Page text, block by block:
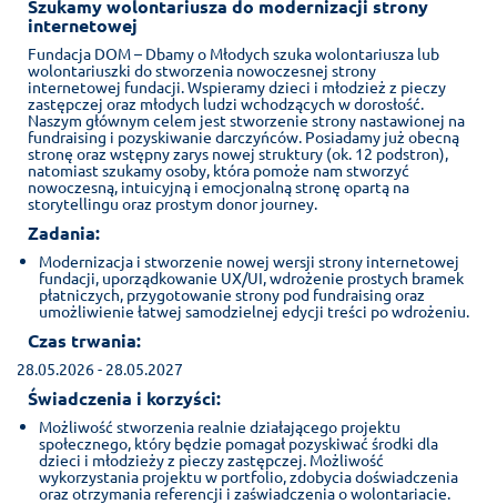
Szukamy wolontariusza do modernizacji strony
internetowej
Fundacja DOM – Dbamy o Młodych szuka wolontariusza lub
wolontariuszki do stworzenia nowoczesnej strony
internetowej fundacji. Wspieramy dzieci i młodzież z pieczy
zastępczej oraz młodych ludzi wchodzących w dorosłość.
Naszym głównym celem jest stworzenie strony nastawionej na
fundraising i pozyskiwanie darczyńców. Posiadamy już obecną
stronę oraz wstępny zarys nowej struktury (ok. 12 podstron),
natomiast szukamy osoby, która pomoże nam stworzyć
nowoczesną, intuicyjną i emocjonalną stronę opartą na
storytellingu oraz prostym donor journey.
Zadania:
Modernizacja i stworzenie nowej wersji strony internetowej
fundacji, uporządkowanie UX/UI, wdrożenie prostych bramek
płatniczych, przygotowanie strony pod fundraising oraz
umożliwienie łatwej samodzielnej edycji treści po wdrożeniu.
Czas trwania:
28.05.2026 - 28.05.2027
Świadczenia i korzyści:
Możliwość stworzenia realnie działającego projektu
społecznego, który będzie pomagał pozyskiwać środki dla
dzieci i młodzieży z pieczy zastępczej. Możliwość
wykorzystania projektu w portfolio, zdobycia doświadczenia
oraz otrzymania referencji i zaświadczenia o wolontariacie.